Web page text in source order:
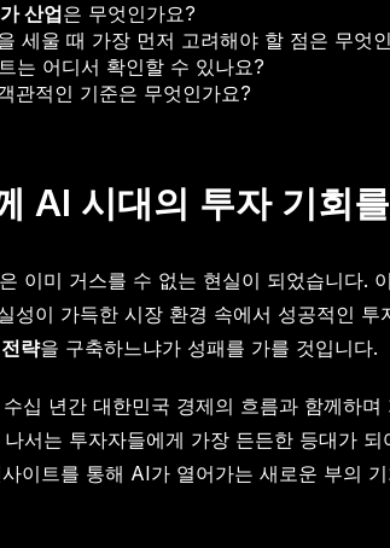
산업은 무엇인가요?
세울 때 가장 먼저 고려해야 할 점은 무엇
는 어디서 확인할 수 있나요?
관적인 기준은 무엇인가요?
AI 시대의 투자 기회
이미 거스를 수 없는 현실이 되었습니다.
성이 가득한 시장 환경 속에서 성공적인
략을 구축하느냐가 성패를 가를 것입니다.
십 년간 대한민국 경제의 흐름과 함께하
서는 투자자들에게 가장 든든한 등대가
이트를 통해 AI가 열어가는 새로운 부의